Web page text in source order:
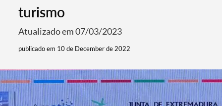
turismo
Atualizado em 07/03/2023
publicado em 10 de December de 2022